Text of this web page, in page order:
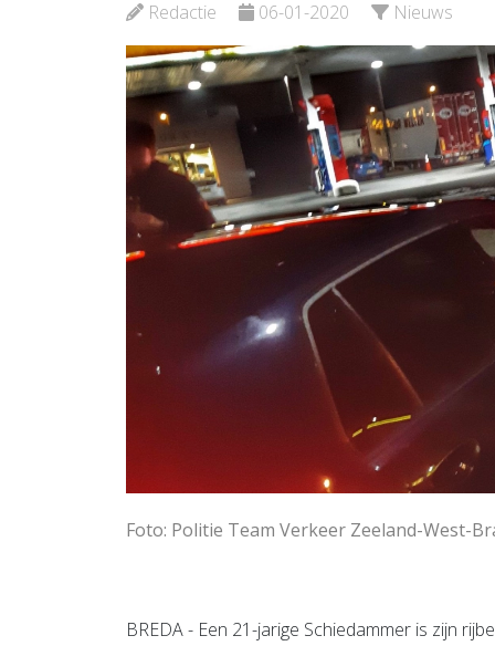
Redactie 06-01-2020 Nieuws
Foto: Politie Team Verkeer Zeeland-West-
BREDA - Een 21-jarige Schiedammer is zijn
Bekijk de pagina
Bekijk